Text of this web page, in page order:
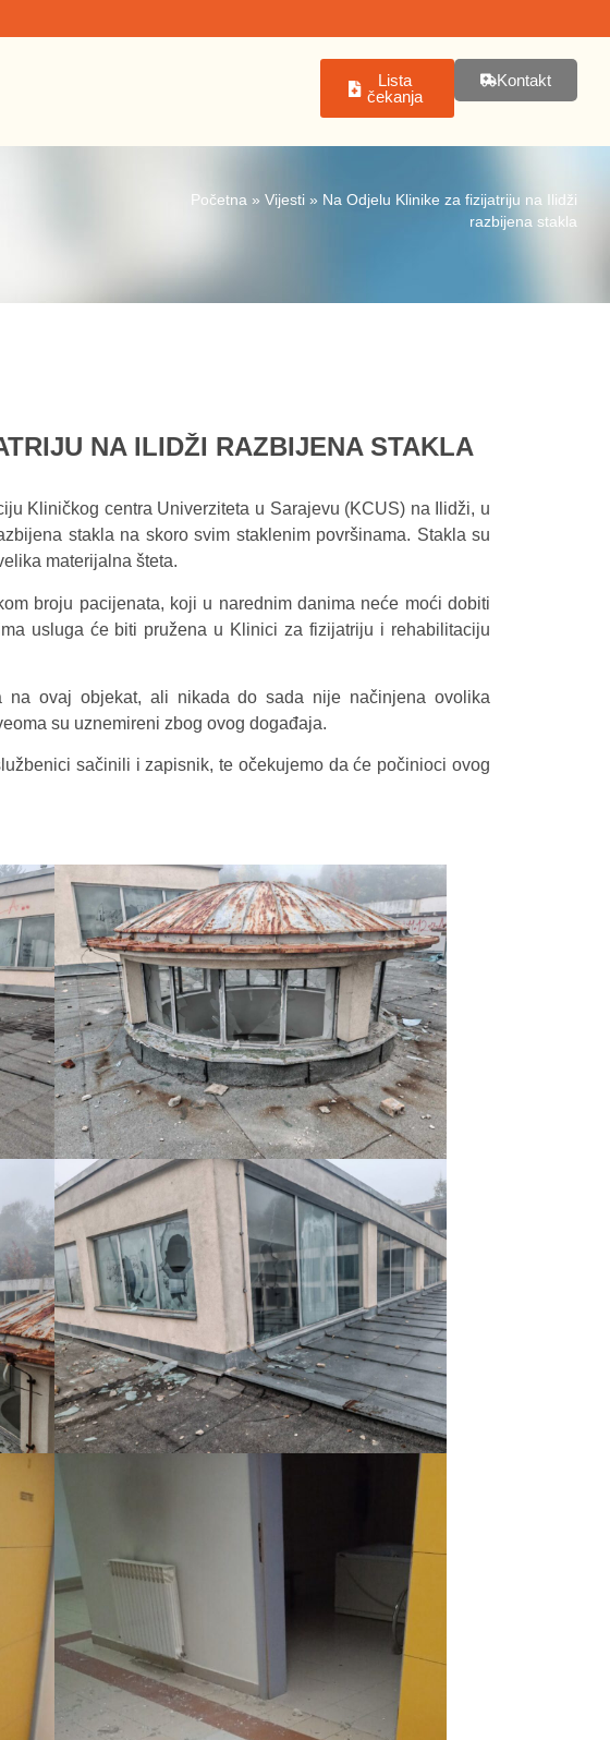
Lista
čekanja
Kontakt
Početna » Vijesti » Na Odjelu Klinike za fizijatriju na Ilidži
razbijena stakla
NA ILIDŽI RAZBIJENA STAKLA
Kliničkog centra Univerziteta u Sarajevu (KCUS) na Ilidži, u
stakla na skoro svim staklenim površinama. Stakla su
materijalna šteta.
broju pacijenata, koji u narednim danima neće moći dobiti
usluga će biti pružena u Klinici za fizijatriju i rehabilitaciju
ovaj objekat, ali nikada do sada nije načinjena ovolika
su uznemireni zbog ovog događaja.
sačinili i zapisnik, te očekujemo da će počinioci ovog